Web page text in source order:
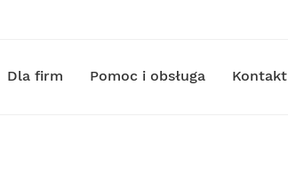
Dla firm Pomoc i obsługa Kontakt